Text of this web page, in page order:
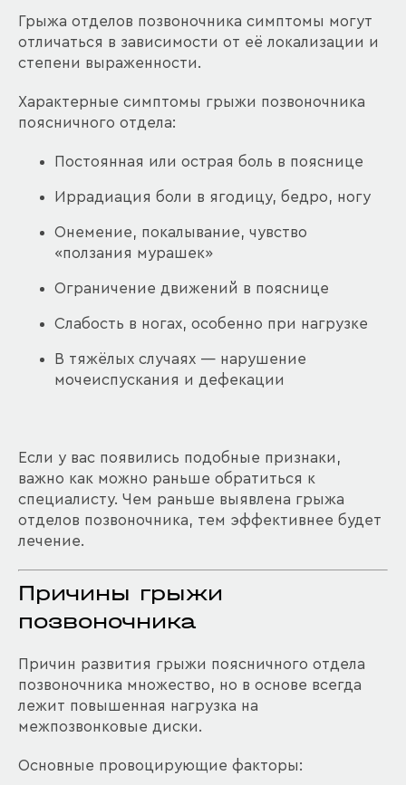
Грыжа отделов позвоночника симптомы могут
отличаться в зависимости от её локализации и
степени выраженности.
Характерные симптомы грыжи позвоночника
поясничного отдела:
Постоянная или острая боль в пояснице
Иррадиация боли в ягодицу, бедро, ногу
Онемение, покалывание, чувство
«ползания мурашек»
Ограничение движений в пояснице
Слабость в ногах, особенно при нагрузке
В тяжёлых случаях — нарушение
мочеиспускания и дефекации
Если у вас появились подобные признаки,
важно как можно раньше обратиться к
специалисту. Чем раньше выявлена грыжа
отделов позвоночника, тем эффективнее будет
лечение.
Причины грыжи
позвоночника
Причин развития грыжи поясничного отдела
позвоночника множество, но в основе всегда
лежит повышенная нагрузка на
межпозвонковые диски.
Основные провоцирующие факторы: